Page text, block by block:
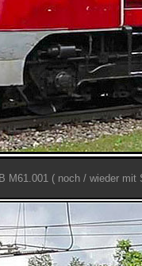
M61.001 ( noch / wieder